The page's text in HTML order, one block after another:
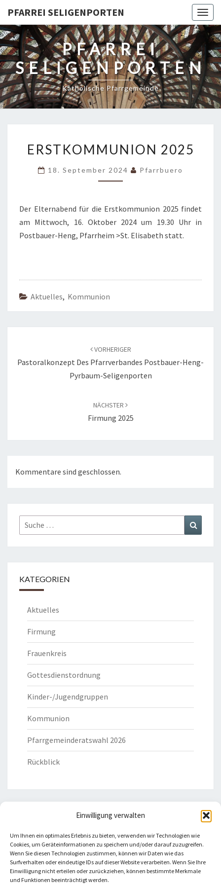
Einwilligung verwalten
Um Ihnen ein optimales Erlebnis zu bieten, verwenden wir Technologien wie
Cookies, um Geräteinformationen zu speichern und/oder darauf zuzugreifen.
Wenn Sie diesen Technologien zustimmen, können wir Daten wie das
Surfverhalten oder eindeutige IDs auf dieser Website verarbeiten. Wenn Sie Ihre
Einwilligung nicht erteilen oder zurückziehen, können bestimmte Merkmale
und Funktionen beeinträchtigt werden.
PFARREI SELIGENPORTEN
PFARREI
SELIGENPORTEN
Katholische Pfarrgemeinde
2025
ERSTKOMMUNION 2025
18. September 2024 Pfarrbuero
Der Elternabend für die Erstkommunion 2025 findet
am Mittwoch, 16. Oktober 2024 um 19.30 Uhr in
Postbauer-Heng, Pfarrheim >St. Elisabeth statt.
Aktuelles, Kommunion
VORHERIGER
Pastoralkonzept Des Pfarrverbandes Postbauer-Heng-
Pyrbaum-Seligenporten
NÄCHSTER
Firmung 2025
Kommentare sind geschlossen.
Suche
nach:
KATEGORIEN
Aktuelles
Firmung
Frauenkreis
Gottesdienstordnung
Kinder-/Jugendgruppen
Kommunion
Pfarrgemeinderatswahl 2026
Rückblick
Bistum Eichstätt
Caritas Verband